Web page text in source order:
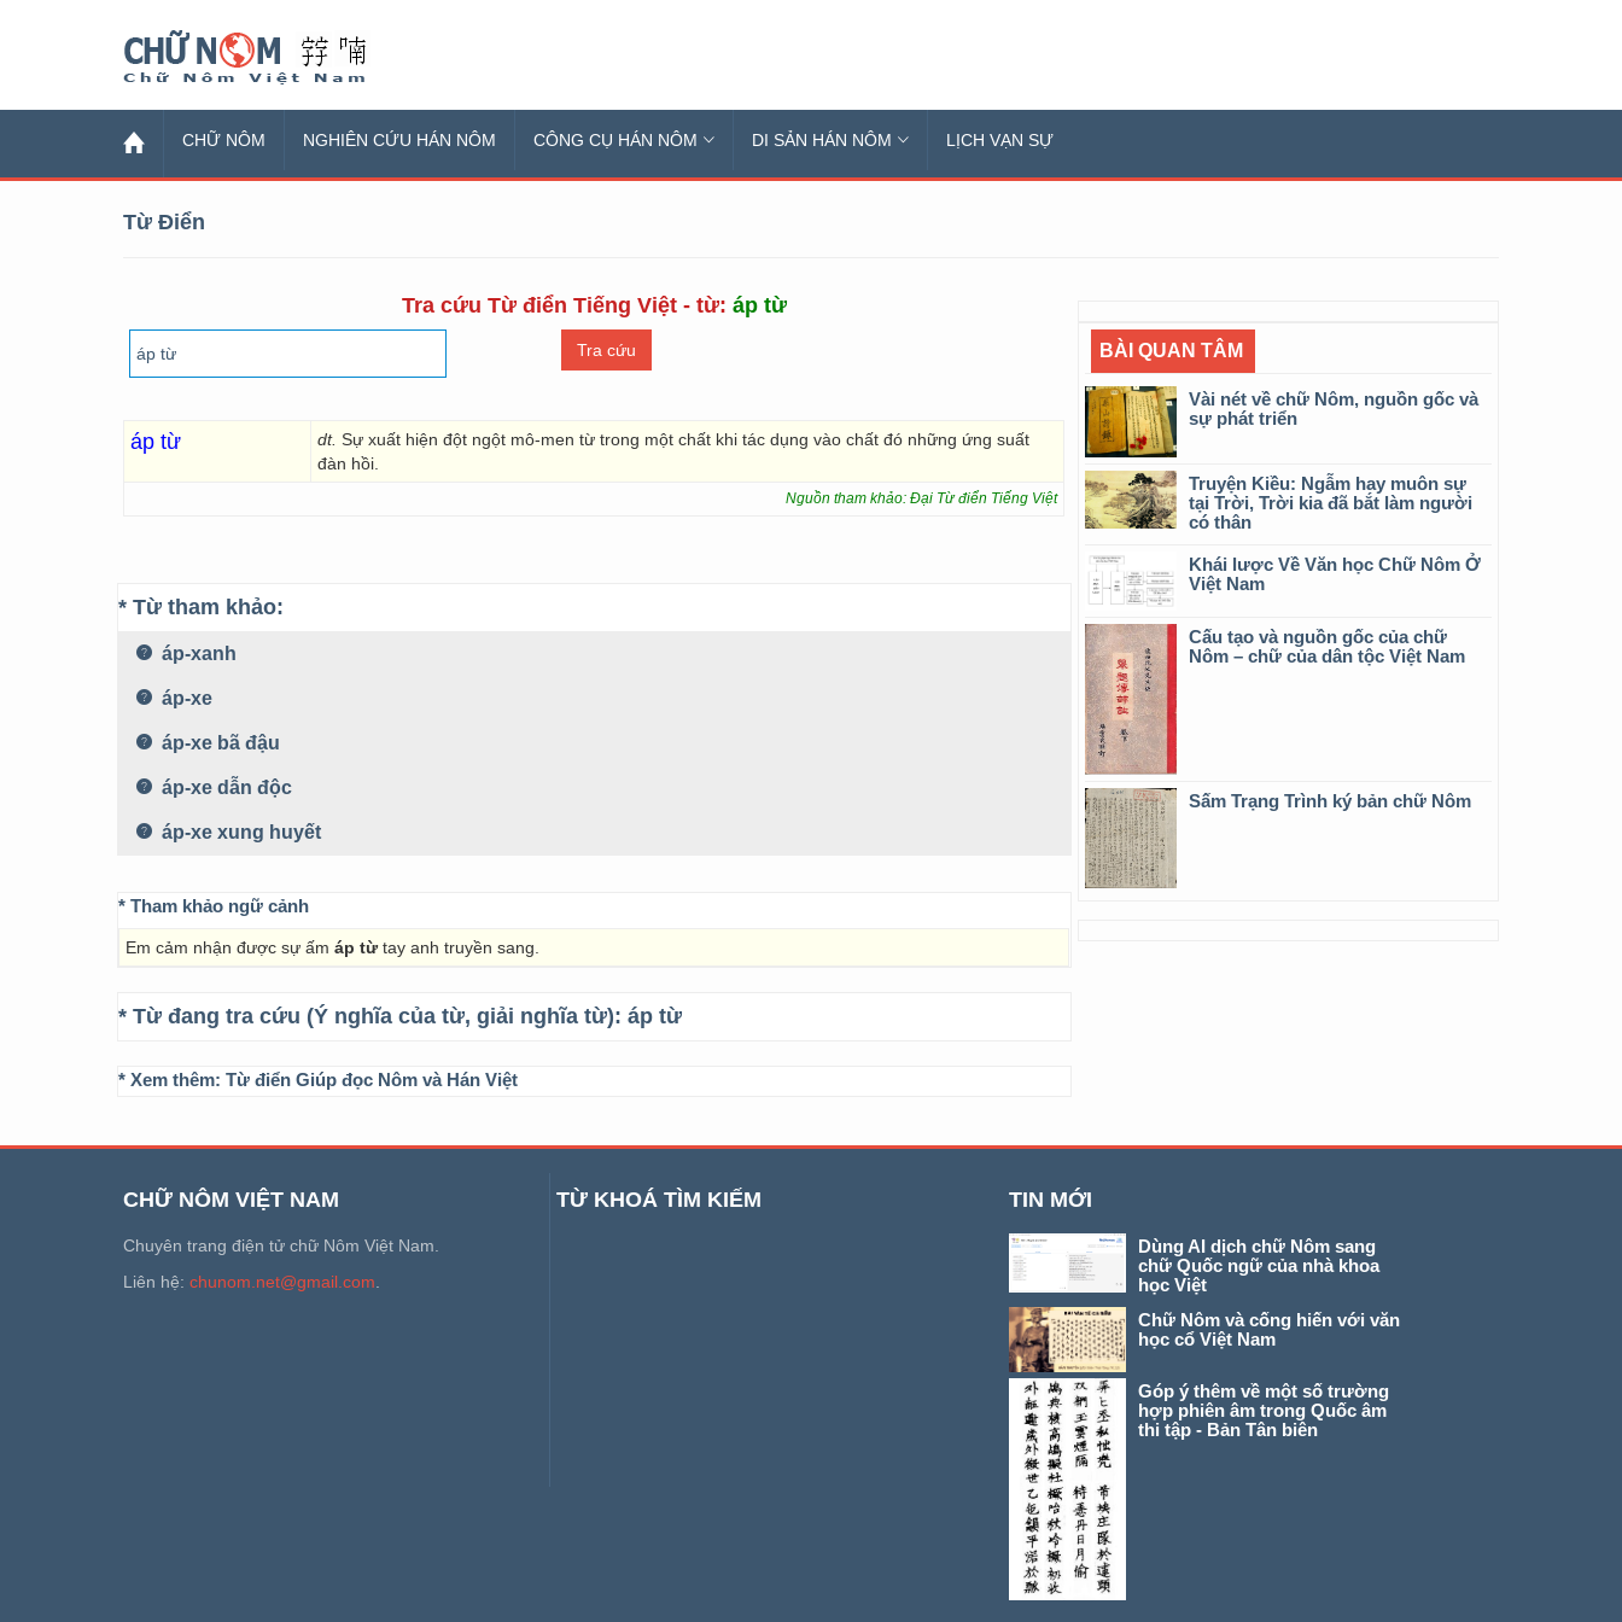
CHỮ NÔM NGHIÊN CỨU HÁN NÔM CÔNG CỤ HÁN NÔM DI SẢN HÁN NÔM LỊCH VẠN SỰ
Từ Điển
Tra cứu Từ điển Tiếng Việt - từ: áp từ
áp từ dt. Sự xuất hiện đột ngột mô-men từ trong một chất khi tác dụng vào chất đó những ứng suất
đàn hồi.
Nguồn tham khảo: Đại Từ điển Tiếng Việt
* Từ tham khảo:
áp-xanh
áp-xe
áp-xe bã đậu
áp-xe dẫn độc
áp-xe xung huyết
* Tham khảo ngữ cảnh
Em cảm nhận được sự ấm áp từtay anh truyền sang.
* Từ đang tra cứu (Ý nghĩa của từ, giải nghĩa từ): áp từ
* Xem thêm: Từ điển Giúp đọc Nôm và Hán Việt
BÀI QUAN TÂM
Vài nét về chữ Nôm, nguồn gốc và
sự phát triển
Truyện Kiều: Ngẫm hay muôn sự
tại Trời, Trời kia đã bắt làm người
có thân
Khái lược Về Văn học Chữ Nôm Ở
Việt Nam
Cấu tạo và nguồn gốc của chữ
Nôm – chữ của dân tộc Việt Nam
Sấm Trạng Trình ký bản chữ Nôm
CHỮ NÔM VIỆT NAM
Chuyên trang điện tử chữ Nôm Việt Nam.
Liên hệ: chunom.net@gmail.com
TỪ KHOÁ TÌM KIẾM TIN MỚI
Dùng AI dịch chữ Nôm sang
chữ Quốc ngữ của nhà khoa
học Việt
Chữ Nôm và cống hiến với văn
học cổ Việt Nam
Góp ý thêm về một số trường
hợp phiên âm trong Quốc âm
thi tập - Bản Tân biên